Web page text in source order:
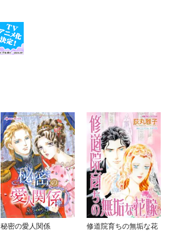
秘密の愛人関係
修道院育ちの無垢な花